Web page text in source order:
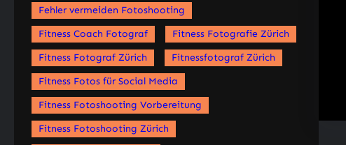
Fehler vermeiden Fotoshooting
Fitness Coach Fotograf
Fitness Fotografie Zürich
Fitness Fotograf Zürich
Fitnessfotograf Zürich
Fitness Fotos für Social Media
Fitness Fotoshooting Vorbereitung
Fitness Fotoshooting Zürich